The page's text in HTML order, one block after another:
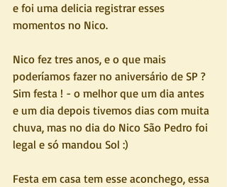
e foi uma delicia registrar esses
momentos no Nico.
Nico fez tres anos, e o que mais
poderíamos fazer no aniversário de SP ?
Sim festa ! - o melhor que um dia antes
e um dia depois tivemos dias com muita
chuva, mas no dia do Nico São Pedro foi
legal e só mandou Sol :)
Festa em casa tem esse aconchego, essa